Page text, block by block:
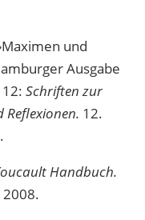
und
Ausgabe
Schriften zur
12.
Handbuch.